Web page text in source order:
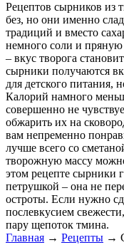
Рецептов сырников из
без, но они именно
традиций и вместо
немного соли и пряную
– вкус творога
сырники получаются
для детского питания,
Калорий намного
совершенно не
обжарить их на
вам непременно
лучше всего со
творожную массу
этом рецепте сырники
петрушкой – она не
остроты. Если нужно
послевкусием
пару щепоток тмина.
Главная → Рецепты →